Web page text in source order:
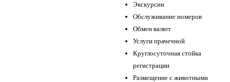
Экскурсии
Обслуживание номеров
Обмен валют
Услуги прачечной
Круглосуточная стойка
регистрации
Размещение с животными